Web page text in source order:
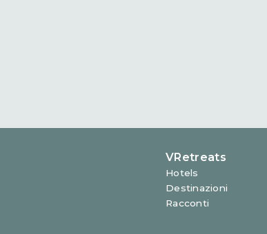
Iscriviti
Non perdere gli aggiornamenti
dimore VRetreats. Ti